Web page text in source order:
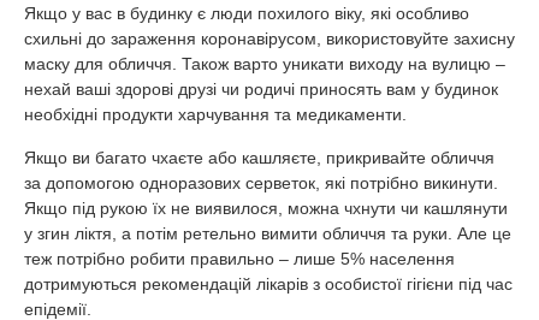
Якщо у вас в будинку є люди похилого віку, які особливо
схильні до зараження коронавірусом, використовуйте захисну
маску для обличчя. Також варто уникати виходу на вулицю –
нехай ваші здорові друзі чи родичі приносять вам у будинок
необхідні продукти харчування та медикаменти.
Якщо ви багато чхаєте або кашляєте, прикривайте обличчя
за допомогою одноразових серветок, які потрібно викинути.
Якщо під рукою їх не виявилося, можна чхнути чи кашлянути
у згин ліктя, а потім ретельно вимити обличчя та руки. Але це
теж потрібно робити правильно – лише 5% населення
дотримуються рекомендацій лікарів з особистої гігієни під час
епідемії.